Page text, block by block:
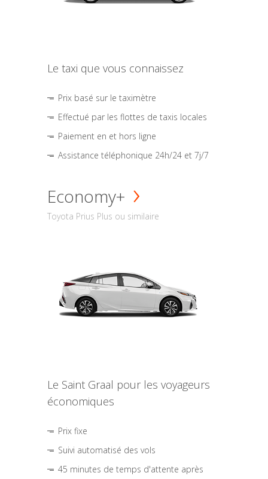
Le taxi que vous connaissez
Prix basé sur le taximètre
Effectué par les flottes de taxis locales
Paiement en et hors ligne
Assistance téléphonique 24h/24 et 7j/7
Economy+
Toyota Prius Plus ou similaire
Le Saint Graal pour les voyageurs
économiques
Prix fixe
Suivi automatisé des vols
45 minutes de temps d'attente après